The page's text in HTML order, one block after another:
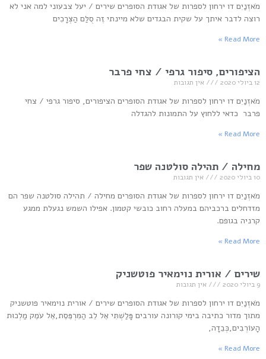
מֹאזְנַיִם דו ירחון לספרות של אגודת הסופרים שירים / יעל צבעוני למה אני לא
רוצה לדבר איתך על שקית הבגדים שלא מיינתי זֶה סֻלַּם הַצְּרָכִים
Read More »
הציפורים, סיפור גרפי / צחי פרבר
12 ביולי 2020 אין תגובות
מֹאזְנַיִם דו ירחון לספרות של אגודת הסופרים הציפורים, סיפור גרפי / צחי
פרבר כדאי ללחוץ על התמונות להגדלה
Read More »
מחילה / תהילה סולטנה שפר
10 ביולי 2020 אין תגובות
מֹאזְנַיִם דו ירחון לספרות של אגודת הסופרים מחילה / תהילה סולטנה שפר הם
מזדחלים ברכביהם במעלה רחוב כובשי קטמון. אפילו השמש נגעלת ממגע
קרניה בגופם.
Read More »
שירים / אורית נוימאיר פוטשניק
9 ביולי 2020 אין תגובות
מֹאזְנַיִם דו ירחון לספרות של אגודת הסופרים שירים / אורית נוימאיר פוטשניק
מתוך מדור כתיבה בימי קורונה עורבים פָּלַשְׁתִּי אֶל לֵב הַמִּרְפֶּסֶת,אֶל עֹמֶק מַלְכוּת
הָעוֹרְבִים,כְּבֵדָה,
Read More »